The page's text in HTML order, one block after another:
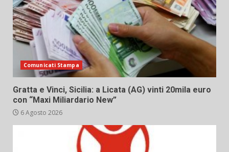
Comunicati Stampa
Gratta e Vinci, Sicilia: a Licata (AG) vinti 20mila euro
con “Maxi Miliardario New”
6 Agosto 2026